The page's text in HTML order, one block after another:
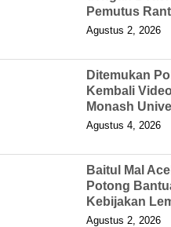
Pemutus
Agustus 2, 2026
Ditemukan
Kembali
Monash
Agustus 4, 2026
Baitul Mal
Potong
Kebijakan
Agustus 2, 2026